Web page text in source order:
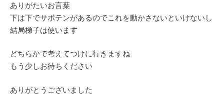
ありがたいお言葉
下は下でサボテンがあるのでこれを動かさないといけないし
結局梯子は使います
どちらかで考えてつけに行きますね
もう少しお待ちください
ありがとうございました